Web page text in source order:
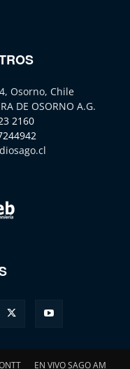
Osorno, Chile
DE OSORNO A.G.
2160
EN VIVO SAGO AM